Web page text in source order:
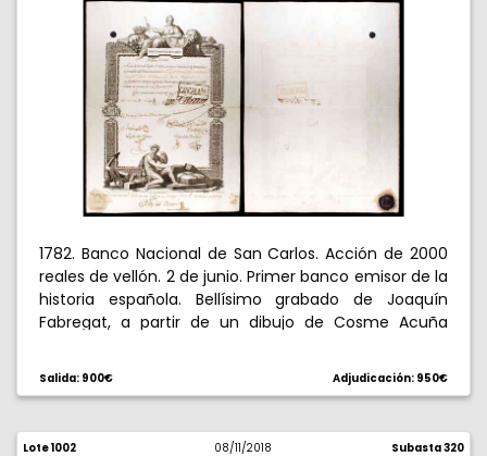
1782. Banco Nacional de San Carlos. Acción de 2000
reales de vellón. 2 de junio. Primer banco emisor de la
historia española. Bellísimo grabado de Joaquín
Fabregat, a partir de un dibujo de Cosme Acuña
Con firma de cinco comisionados reales, la más
importante de las cuales es la de Francisco Cabarrús
Taladro. Muy rara. MBC+.
Salida: 900€ Adjudicación: 950€
Lote 1002 08/11/2018 Subasta 320